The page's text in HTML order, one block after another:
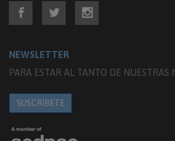
NEWSLETTER
PARA ESTAR AL TANTO DE NUESTRAS
SUSCRÍBETE